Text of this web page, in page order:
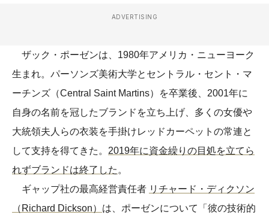
ADVERTISING
ザック・ポーゼンは、1980年アメリカ・ニューヨーク
生まれ。パーソンズ美術大学とセントラル・セント・マ
ーチンズ（Central Saint Martins）を卒業後、2001年に
自身の名前を冠したブランドを立ち上げ、多くの女優や
大統領夫人らの衣装を手掛けレッドカーペットの常連と
して支持を得てきた。 2019年に資金繰りの目処を立てら
れずブランドは終了した 。
ギャップ社の最高経営責任者 リチャード・ディクソン
（Richard Dickson） は、ポーゼンについて「彼の技術的